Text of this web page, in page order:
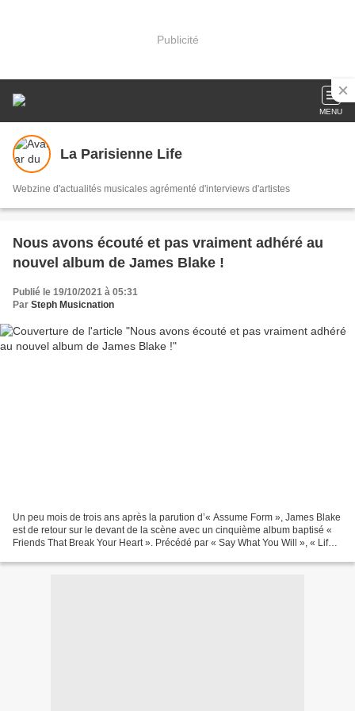
Publicité
MENU
La Parisienne Life
Webzine d'actualités musicales agrémenté d'interviews d'artistes
Nous avons écouté et pas vraiment adhéré au
nouvel album de James Blake !
Publié le 19/10/2021 à 05:31
Par Steph Musicnation
Un peu mois de trois ans après la parution d’« Assume Form », James Blake
est de retour sur le devant de la scène avec un cinquième album baptisé «
Friends That Break Your Heart ». Précédé par « Say What You Will », « Life